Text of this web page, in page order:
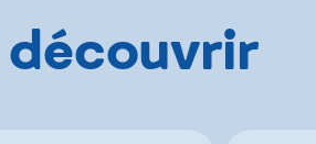
découvrir